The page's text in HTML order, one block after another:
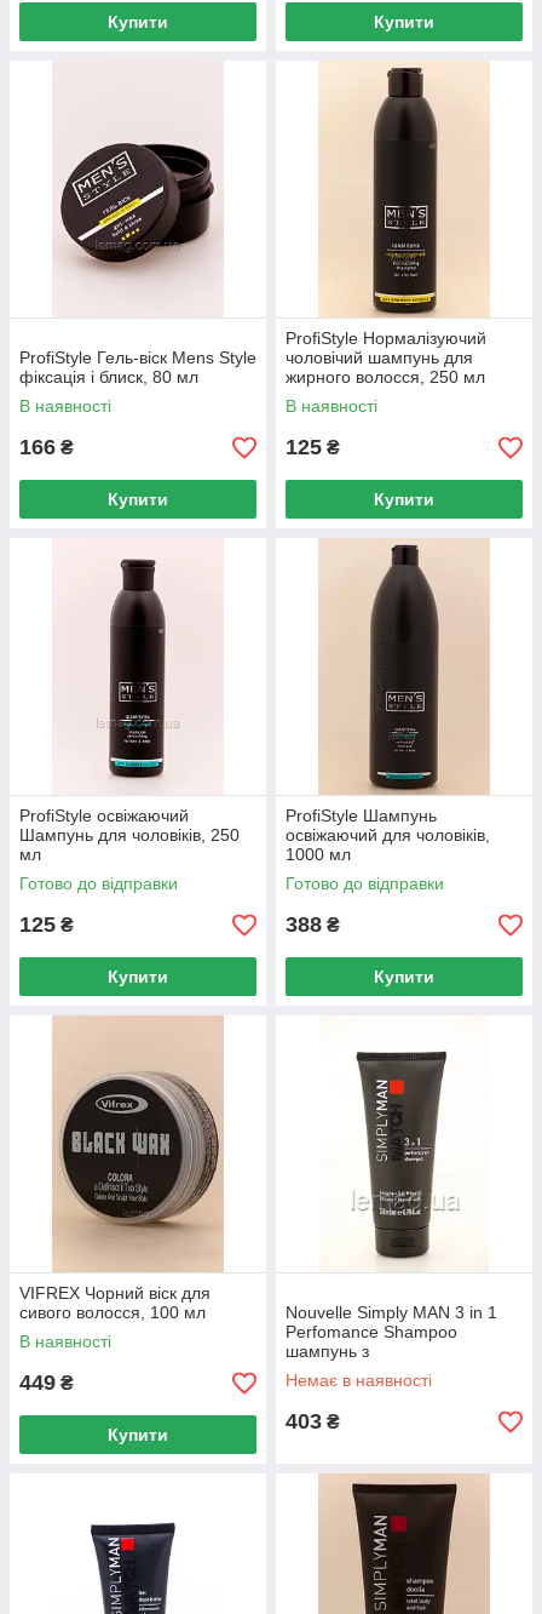
Купити Купити
ProfiStyle Гель-віск Mens Style
фіксація і блиск, 80 мл
В наявності
166 ₴
Купити
ProfiStyle Нормалізуючий
чоловічий шампунь для
жирного волосся, 250 мл
В наявності
125 ₴
Купити
ProfiStyle освіжаючий
Шампунь для чоловіків, 250
мл
Готово до відправки
125 ₴
Купити
ProfiStyle Шампунь
освіжаючий для чоловіків,
1000 мл
Готово до відправки
388 ₴
Купити
VIFREX Чорний віск для
сивого волосся, 100 мл
В наявності
449 ₴
Купити
Nouvelle Simply MAN 3 in 1
Perfomance Shampoo
шампунь з
антибактеріальним ефектом,
200 мл
Немає в наявності
403 ₴